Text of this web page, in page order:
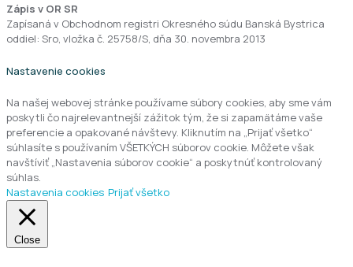
Zápis v OR SR
Zapísaná v Obchodnom registri Okresného súdu Banská Bystrica
oddiel: Sro, vložka č. 25758/S, dňa 30. novembra 2013
Nastavenie cookies
Na našej webovej stránke používame súbory cookies, aby sme vám
poskytli čo najrelevantnejší zážitok tým, že si zapamätáme vaše
preferencie a opakované návštevy. Kliknutím na „Prijať všetko“
súhlasíte s používaním VŠETKÝCH súborov cookie. Môžete však
navštíviť „Nastavenia súborov cookie“ a poskytnúť kontrolovaný
súhlas.
Nastavenia cookies Prijať všetko
Close